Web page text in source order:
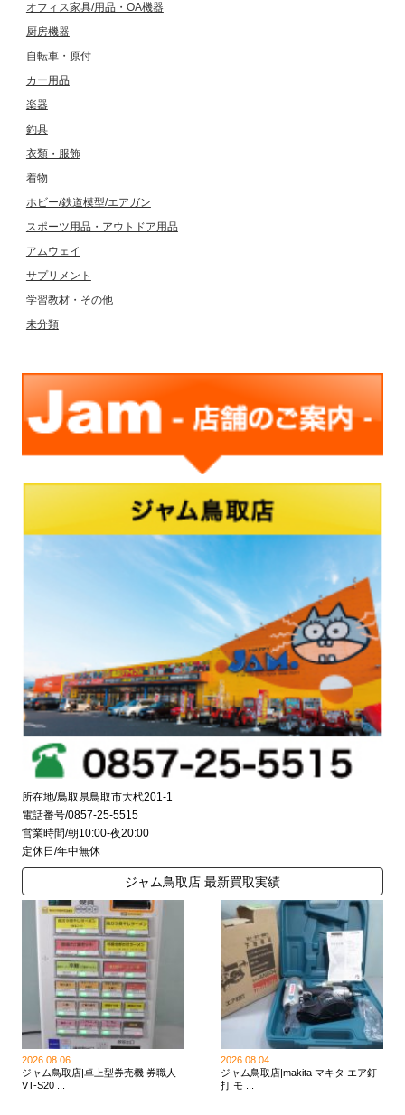
オフィス家具/用品・OA機器
厨房機器
自転車・原付
カー用品
楽器
釣具
衣類・服飾
着物
ホビー/鉄道模型/エアガン
スポーツ用品・アウトドア用品
アムウェイ
サプリメント
学習教材・その他
未分類
所在地/鳥取県鳥取市大杙201-1
電話番号/0857-25-5515
営業時間/朝10:00-夜20:00
定休日/年中無休
ジャム鳥取店 最新買取実績
2026.08.06
ジャム鳥取店|卓上型券売機 券職人
VT-S20 ...
2026.08.04
ジャム鳥取店|makita マキタ エア釘
打 モ ...